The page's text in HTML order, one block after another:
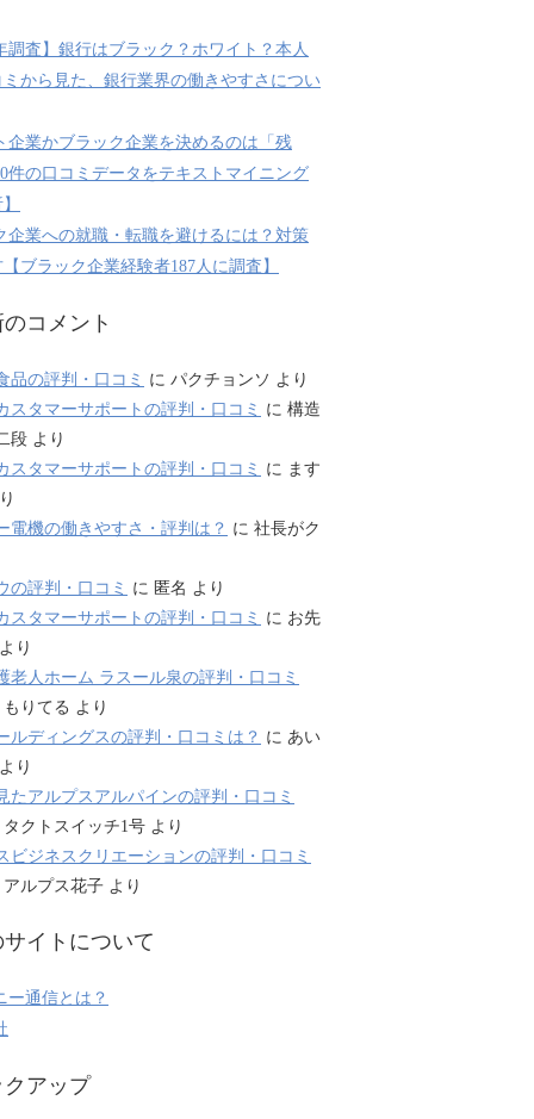
調査】銀行はブラック？ホワイト？本人
から見た、銀行業界の働きやすさについ
企業かブラック企業を決めるのは「残
件の口コミデータをテキストマイニング
企業への就職・転職を避けるには？対策
ブラック企業経験者187人に調査】
コメント
品の評判・口コミ に パクチョンソ より
スタマーサポートの評判・口コミ に 構造
段 より
スタマーサポートの評判・口コミ に ます
電機の働きやすさ・評判は？ に 社長がク
の評判・口コミ に 匿名 より
スタマーサポートの評判・口コミ に お先
り
老人ホーム ラスール泉の評判・口コミ
もりてる より
ルディングスの評判・口コミは？ に あい
り
たアルプスアルパインの評判・口コミ
タクトスイッチ1号 より
ビジネスクリエーションの評判・口コミ
アルプス花子 より
イトについて
ー通信とは？
クアップ